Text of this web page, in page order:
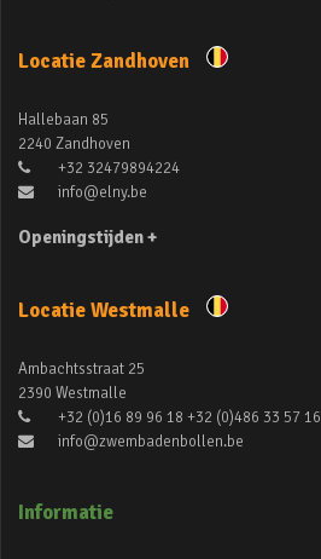
Locatie Zandhoven
Hallebaan 85
2240 Zandhoven
+32 32479894224
info@elny.be
Openingstijden +
Locatie Westmalle
Ambachtsstraat 25
2390 Westmalle
+32 (0)16 89 96 18 +32 (0)486 33 57 16
info@zwembadenbollen.be
Informatie